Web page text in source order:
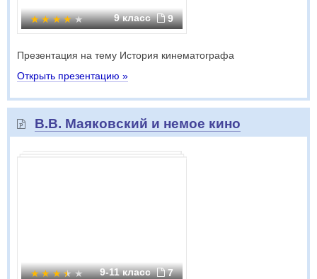
9 класс 9
Презентация на тему История кинематографа
Открыть презентацию »
В.В. Маяковский и немое кино
9-11 класс 7